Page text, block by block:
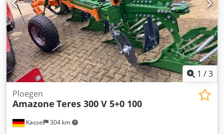
1 /3
Kassel 304 km
Ploegen
Amazone Teres 300 V 5+0 100